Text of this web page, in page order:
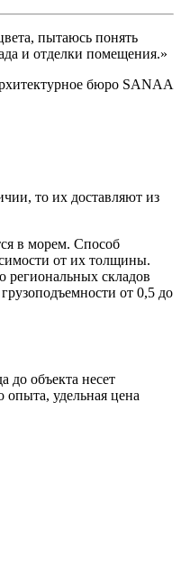
пытаюсь понять
и отделки помещения.»
бюро SANAA
то их доставляют из
в морем. Способ
от их толщины.
региональных складов
от 0,5 до
до объекта несет
опыта, удельная цена